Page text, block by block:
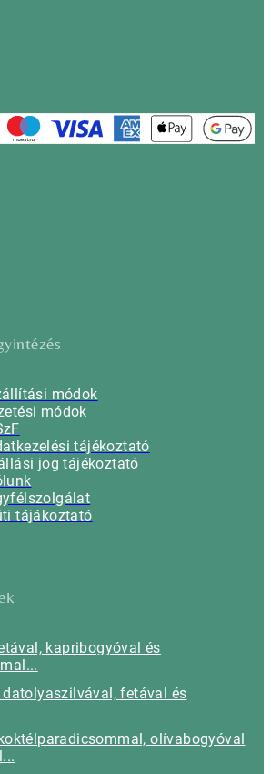
módok
módok
tájékoztató
jog tájékoztató
tájákoztató
kapribogyóval és
fetával és
olívabogyóval